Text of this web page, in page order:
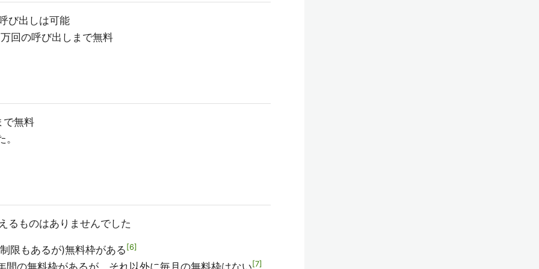
び出しは可能
回の呼び出しまで無料
無料
るものはありませんでした
限もあるが)無料枠がある 6
の無料枠があるが、それ以外に毎月の無料枠はない 7